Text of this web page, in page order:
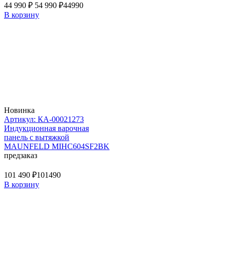
44 990 ₽ 54 990 ₽44990
В корзину
Новинка
Артикул: КА-00021273
Индукционная варочная
панель с вытяжкой
MAUNFELD MIHC604SF2BK
предзаказ
101 490 ₽101490
В корзину